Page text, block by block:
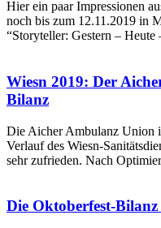
Hier ein paar Impressionen
noch bis zum 12.11.2019 in
“Storyteller: Gestern – Heute
Wiesn 2019: Der
Bilanz
Die Aicher Ambulanz Union
Verlauf des Wiesn-
sehr zufrieden. Nach
Die Oktoberfest-